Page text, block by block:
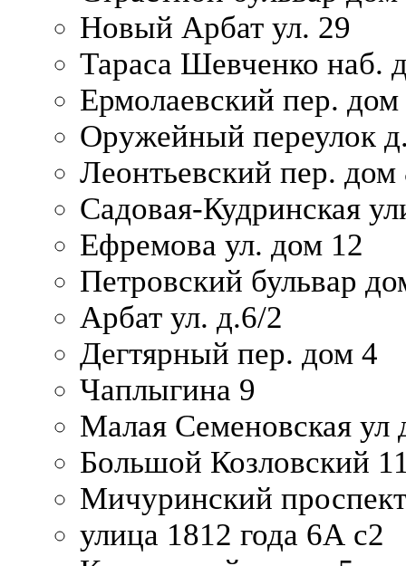
Новый Арбат ул. 29
Тараса Шевченко наб.
Ермолаевский пер. дом
Оружейный переулок
Леонтьевский пер. дом
Садовая-Кудринская
Ефремова ул. дом 12
Петровский бульвар
Арбат ул. д.6/2
Дегтярный пер. дом 4
Чаплыгина 9
Малая Семеновская ул
Большой Козловский
Мичуринский
улица 1812 года 6А с2